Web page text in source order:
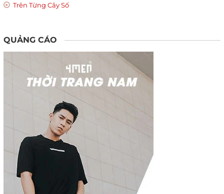
Trên Từng Cây Số
QUẢNG CÁO